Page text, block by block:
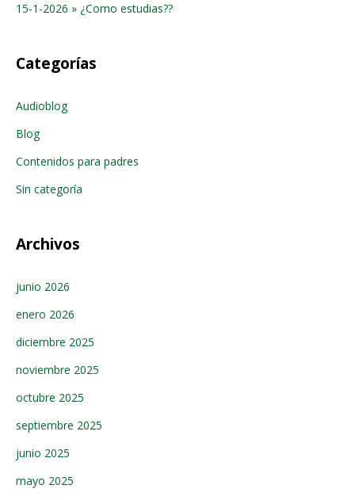
15-1-2026 » ¿Como estudias??
Categorías
Audioblog
Blog
Contenidos para padres
Sin categoría
Archivos
junio 2026
enero 2026
diciembre 2025
noviembre 2025
octubre 2025
septiembre 2025
junio 2025
mayo 2025